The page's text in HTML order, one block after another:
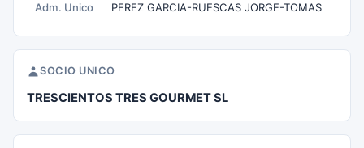
Adm. Unico PEREZ GARCIA-RUESCAS JORGE-TOMAS
SOCIO UNICO
TRESCIENTOS TRES GOURMET SL